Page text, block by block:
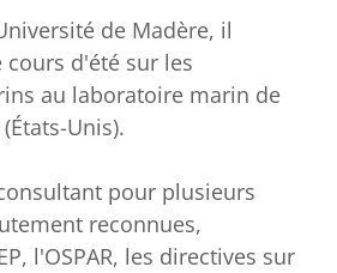
de Madère, il
cours d'été sur les
au laboratoire marin de
Unis).
pour plusieurs
reconnues,
l'OSPAR, les directives sur